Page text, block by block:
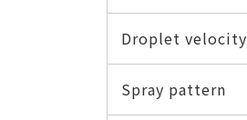
Droplet velocity
Spray pattern